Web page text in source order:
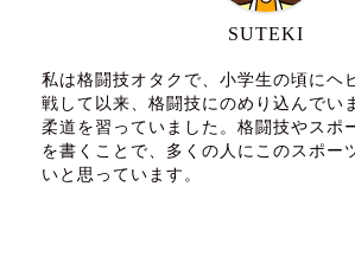
SUTEKI
私は格闘技オタクで、小学生の頃にヘ
戦して以来、格闘技にのめり込んでい
柔道を習っていました。格闘技やスポ
を書くことで、多くの人にこのスポー
いと思っています。